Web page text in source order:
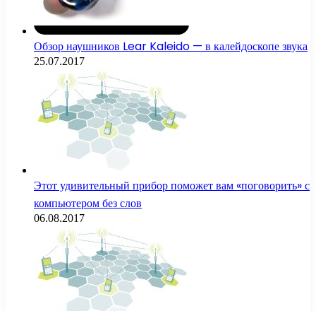
Обзор наушников Lear Kaleido — в калейдоскопе звука
25.07.2017
Этот удивительный прибор поможет вам «поговорить» с
компьютером без слов
06.08.2017